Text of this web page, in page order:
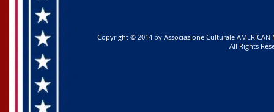
Copyright © 2014 by Associazione Culturale AMERICAN
All Rights